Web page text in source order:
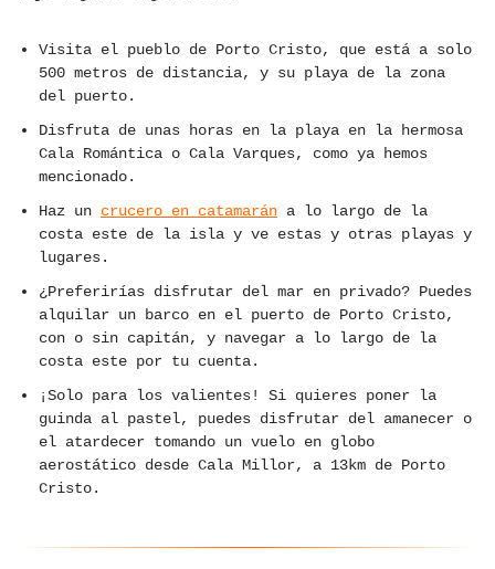
Visita el pueblo de Porto Cristo, que está a solo
500 metros de distancia, y su playa de la zona
del puerto.
Disfruta de unas horas en la playa en la hermosa
Cala Romántica o Cala Varques, como ya hemos
mencionado.
Haz un crucero en catamarán a lo largo de la
costa este de la isla y ve estas y otras playas y
lugares.
¿Preferirías disfrutar del mar en privado? Puedes
alquilar un barco en el puerto de Porto Cristo,
con o sin capitán, y navegar a lo largo de la
costa este por tu cuenta.
¡Solo para los valientes! Si quieres poner la
guinda al pastel, puedes disfrutar del amanecer o
el atardecer tomando un vuelo en globo
aerostático desde Cala Millor, a 13km de Porto
Cristo.